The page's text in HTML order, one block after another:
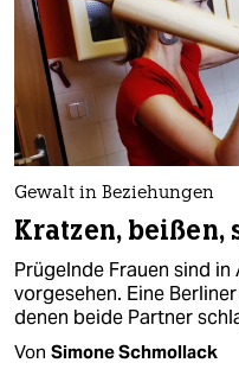
Gewalt in Beziehungen
Kratzen, beißen,
Prügelnde Frauen sind
vorgesehen. Eine
denen beide Partner
Von Simone Schmollack